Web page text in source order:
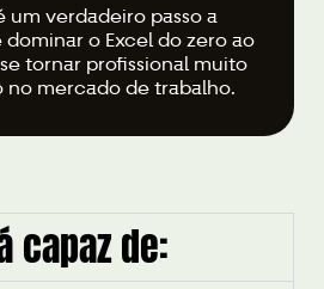
um verdadeiro passo a
dominar o Excel do zero ao
tornar profissional muito
no mercado de trabalho.
capaz de: